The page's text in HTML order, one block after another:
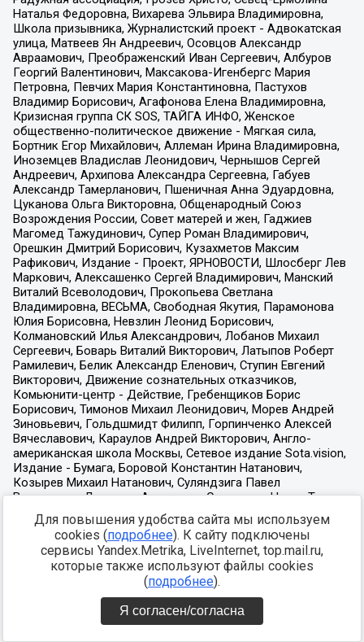
Для повышения удобства сайта мы используем
cookies (подробнее). К сайту подключены
сервисы Yandex.Metrika, LiveInternet, top.mail.ru,
которые также используют файлы cookies
(подробнее).
Я согласен/согласна